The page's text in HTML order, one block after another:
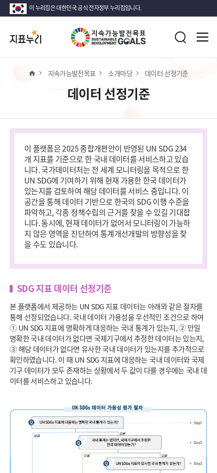
이 누리집은 대한민국 공식 전자정부 누리집입니다.
지
표
누
검
홈 지속가능발전목표 소개마당 데이터 선정기준
데이터 선정기준
이 플랫폼은 2025 종합개편안이 반영된 UN SDG 234
개 지표를 기준으로 한 국내 데이터를 서비스하고 있습
니다. 국가데이터처는 전 세계 모니터링을 목적으로 한
UN SDG에 기여하기 위해 현재 가용한 한국 데이터가
있는지를 검토하여 해당 데이터를 서비스 중입니다. 이
공간을 통해 데이터 기반으로 한국의 SDG 이행 수준을
파악하고, 각종 정책수립의 근거를 찾을 수 있길 기대합
니다. 동시에, 현재 데이터가 없어서 모니터링이 가능하
지 않은 영역을 진단하여 통계개선개발의 방향성을 찾
을 수도 있습니다.
SDG 지표 데이터 선정기준
본 플랫폼에서 제공하는 UN SDG 지표 데이터는 아래와 같은 절차를
통해 선정되었습니다. 국내 데이터 가용성을 우선적인 조건으로 하여
① UN SDG 지표에 명확하게 대응하는 국내 통계가 있는지, ② 만일
명확한 국내 데이터가 없다면 국제기구에서 추정한 데이터는 있는지,
③ 해당 데이터가 없다면 유사한 국내 데이터가 있는지를 추가적으로
확인하였습니다. 이 때 UN SDG 지표에 대응하는 국내 데이터와 국제
기구 데이터가 모두 존재하는 상황에서 두 값이 다를 경우에는 국내 데
이터를 서비스하고 있습니다.